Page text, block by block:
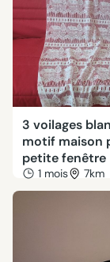
3 voilages
motif maison
petite fenêtre
1 mois 7km